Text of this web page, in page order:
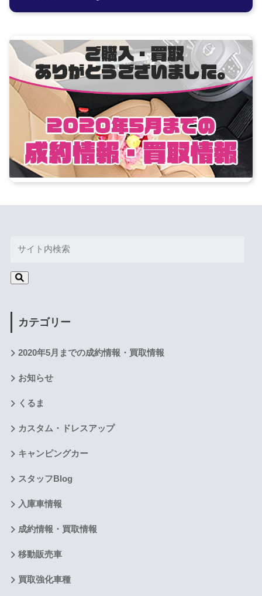
カテゴリー
2020年5月までの成約情報・買取情報
お知らせ
くるま
カスタム・ドレスアップ
キャンピングカー
スタッフBlog
入庫車情報
成約情報・買取情報
移動販売車
買取強化車種